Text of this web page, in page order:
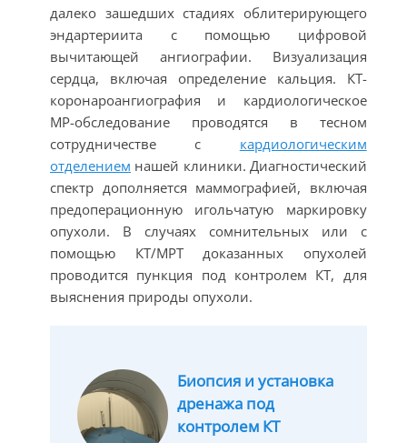
далеко зашедших стадиях облитерирующего
эндартериита с помощью цифровой
вычитающей ангиографии. Визуализация
сердца, включая определение кальция. КТ-
коронароангиография и кардиологическое
МР-обследование проводятся в тесном
сотрудничестве с кардиологическим
отделением нашей клиники. Диагностический
спектр дополняется маммографией, включая
предоперационную игольчатую маркировку
опухоли. В случаях сомнительных или с
помощью КТ/МРТ доказанных опухолей
проводится пункция под контролем КТ, для
выяснения природы опухоли.
Биопсия и установка
дренажа под
контролем КТ